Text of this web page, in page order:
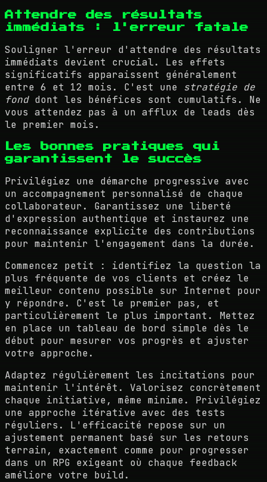
Attendre des résultats
immédiats : l'erreur fatale
Souligner l'erreur d'attendre des résultats
immédiats devient crucial. Les effets
significatifs apparaissent généralement
entre 6 et 12 mois. C'est une stratégie de
fonddont les bénéfices sont cumulatifs. Ne
vous attendez pas à un afflux de leads dès
le premier mois.
Les bonnes pratiques qui
garantissent le succès
Privilégiez une démarche progressive avec
un accompagnement personnalisé de chaque
collaborateur. Garantissez une liberté
d'expression authentique et instaurez une
reconnaissance explicite des contributions
pour maintenir l'engagement dans la durée.
Commencez petit : identifiez la question la
plus fréquente de vos clients et créez le
meilleur contenu possible sur Internet pour
y répondre. C'est le premier pas, et
particulièrement le plus important. Mettez
en place un tableau de bord simple dès le
début pour mesurer vos progrès et ajuster
votre approche.
Adaptez régulièrement les incitations pour
maintenir l'intérêt. Valorisez concrètement
chaque initiative, même minime. Privilégiez
une approche itérative avec des tests
réguliers. L'efficacité repose sur un
ajustement permanent basé sur les retours
terrain, exactement comme pour progresser
dans un RPG exigeant où chaque feedback
améliore votre build.